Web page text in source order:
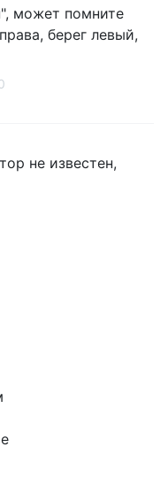
может помните
берег левый,
не известен,